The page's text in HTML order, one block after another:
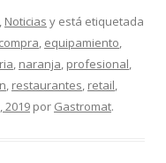
, Noticias y está etiquetada
compra, equipamiento,
, naranja, profesional,
, restaurantes, retail,
2019 por Gastromat.